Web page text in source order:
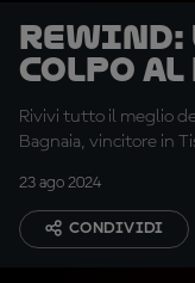
colpo al
Rivivi tutto il meglio
Bagnaia, vincitore in
23 ago 2024
CONDIVIDI